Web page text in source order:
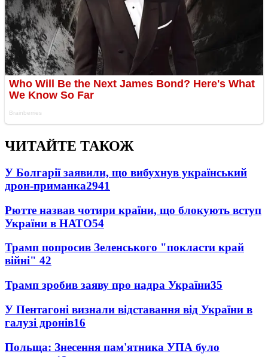
ЧИТАЙТЕ ТАКОЖ
У Болгарії заявили, що вибухнув український
дрон-приманка2941
Рютте назвав чотири країни, що блокують вступ
України в НАТО54
Трамп попросив Зеленського "покласти край
війні" 42
Трамп зробив заяву про надра України35
У Пентагоні визнали відставання від України в
галузі дронів16
Польща: Знесення пам'ятника УПА було